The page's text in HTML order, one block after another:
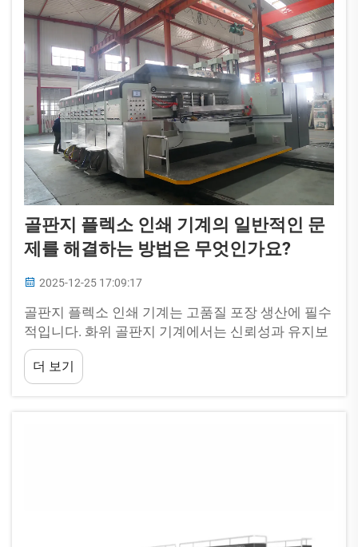
골판지 플렉소 인쇄 기계의 일반적인 문
제를 해결하는 방법은 무엇인가요?
2025-12-25 17:09:17
골판지 플렉소 인쇄 기계는 고품질 포장 생산에 필수
적입니다. 화위 골판지 기계에서는 신뢰성과 유지보
수가 용이하도록 기계를 설계합니다. 그러나 최고의
장비라도 흔히 발생하는 운영상의 문제를 겪을 수 있
습니다...
더 보기